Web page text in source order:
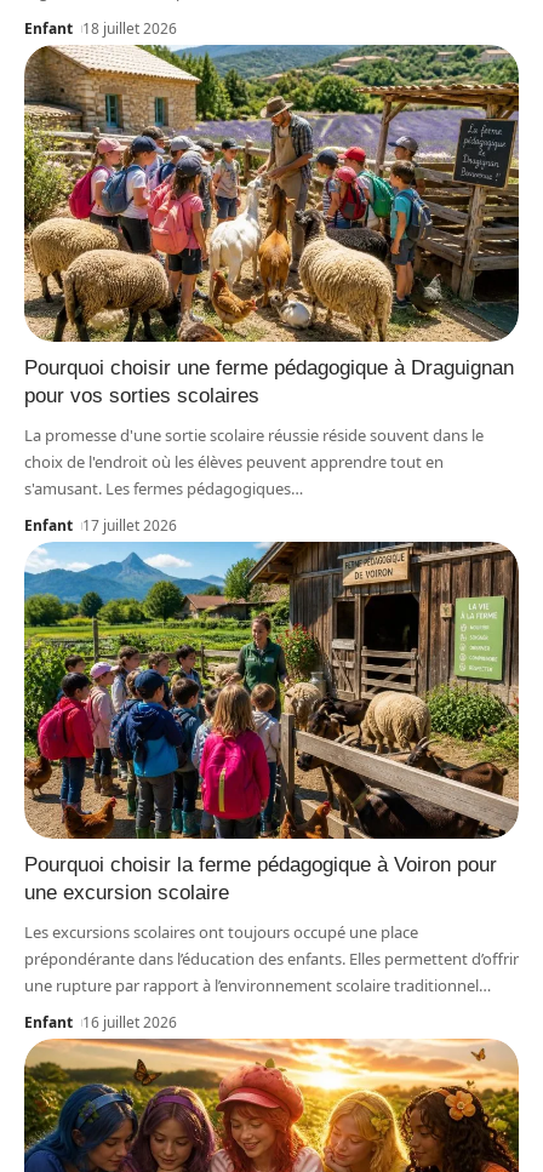
Enfant 18 juillet 2026
Pourquoi choisir une ferme pédagogique à Draguignan
pour vos sorties scolaires
La promesse d'une sortie scolaire réussie réside souvent dans le
choix de l'endroit où les élèves peuvent apprendre tout en
s'amusant. Les fermes pédagogiques…
Enfant 17 juillet 2026
Pourquoi choisir la ferme pédagogique à Voiron pour
une excursion scolaire
Les excursions scolaires ont toujours occupé une place
prépondérante dans l’éducation des enfants. Elles permettent d’offrir
une rupture par rapport à l’environnement scolaire traditionnel…
Enfant 16 juillet 2026